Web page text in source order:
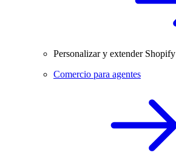
Personalizar y extender Shopify
Comercio para agentes